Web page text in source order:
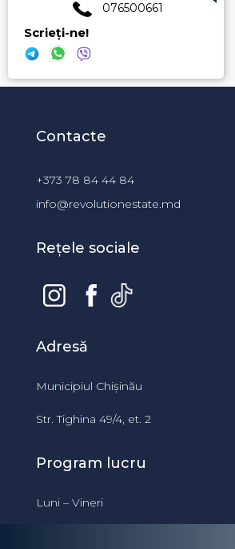
076500661
Scrieți-ne!
Contacte
+373 78 84 44 84
info@revolutionestate.md
Rețele sociale
Adresă
Municipiul Chișinău
Str. Tighina 49/4, et. 2
Program lucru
Luni – Vineri